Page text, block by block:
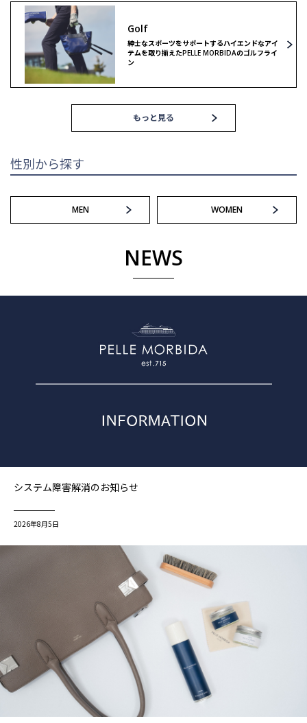
ゴルフ
Golf
紳士なスポーツをサポートするハイエンドなアイ
テムを取り揃えたPELLE MORBIDAのゴルフライ
ン
もっと見る
性別から探す
MEN WOMEN
NEWS
システム障害解消のお知らせ
2026年8月5日